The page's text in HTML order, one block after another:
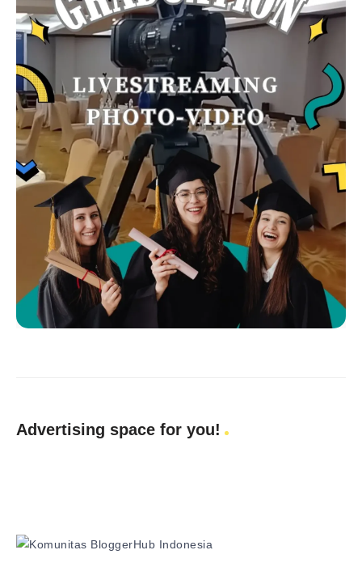
Advertising space for you!